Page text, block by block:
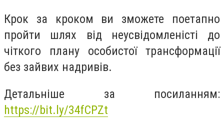
Крок за кроком ви зможете поетапно
пройти шлях від неусвідомленісті до
чіткого плану особистої трансформації
без зайвих надривів.
Детальніше за посиланням:
https://bit.ly/34fCPZt